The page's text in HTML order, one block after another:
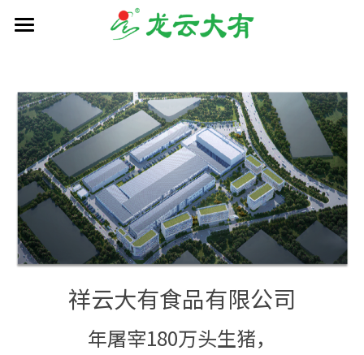
种植
养殖
加工
产品
慢烤番茄
品质管理
祥云大有食品有限公司
年屠宰180万头生猪，